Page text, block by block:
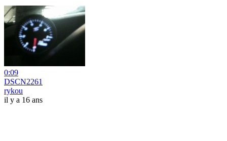
0:09
DSCN2261
rykou
il y a 16 ans